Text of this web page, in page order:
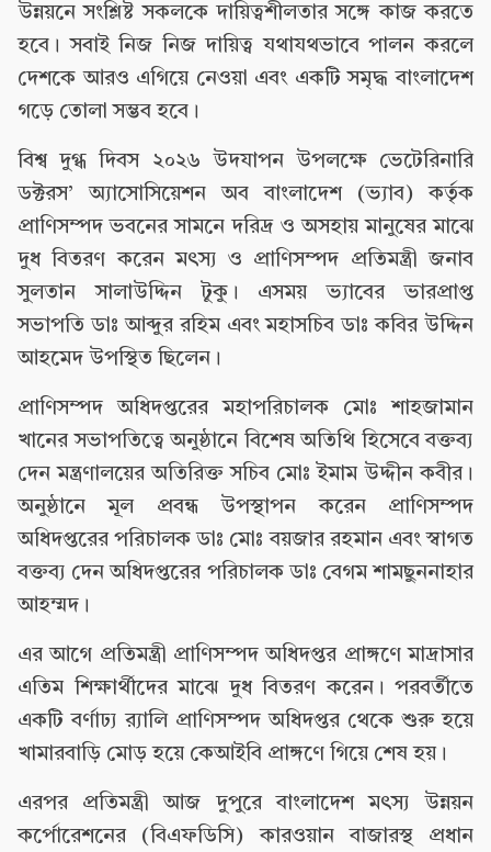
উন্নয়নে সংশ্লিষ্ট সকলকে দায়িত্বশীলতার সঙ্গে কাজ করতে
হবে। সবাই নিজ নিজ দায়িত্ব যথাযথভাবে পালন করলে
দেশকে আরও এগিয়ে নেওয়া এবং একটি সমৃদ্ধ বাংলাদেশ
গড়ে তোলা সম্ভব হবে।
বিশ্ব দুগ্ধ দিবস ২০২৬ উদযাপন উপলক্ষে ভেটেরিনারি
ডক্টরস’ অ্যাসোসিয়েশন অব বাংলাদেশ (ভ্যাব) কর্তৃক
প্রাণিসম্পদ ভবনের সামনে দরিদ্র ও অসহায় মানুষের মাঝে
দুধ বিতরণ করেন মৎস্য ও প্রাণিসম্পদ প্রতিমন্ত্রী জনাব
সুলতান সালাউদ্দিন টুকু। এসময় ভ্যাবের ভারপ্রাপ্ত
সভাপতি ডাঃ আব্দুর রহিম এবং মহাসচিব ডাঃ কবির উদ্দিন
আহমেদ উপস্থিত ছিলেন।
প্রাণিসম্পদ অধিদপ্তরের মহাপরিচালক মোঃ শাহজামান
খানের সভাপতিত্বে অনুষ্ঠানে বিশেষ অতিথি হিসেবে বক্তব্য
দেন মন্ত্রণালয়ের অতিরিক্ত সচিব মোঃ ইমাম উদ্দীন কবীর।
অনুষ্ঠানে মূল প্রবন্ধ উপস্থাপন করেন প্রাণিসম্পদ
অধিদপ্তরের পরিচালক ডাঃ মোঃ বয়জার রহমান এবং স্বাগত
বক্তব্য দেন অধিদপ্তরের পরিচালক ডাঃ বেগম শামছুননাহার
আহম্মদ।
এর আগে প্রতিমন্ত্রী প্রাণিসম্পদ অধিদপ্তর প্রাঙ্গণে মাদ্রাসার
এতিম শিক্ষার্থীদের মাঝে দুধ বিতরণ করেন। পরবর্তীতে
একটি বর্ণাঢ্য র‍্যালি প্রাণিসম্পদ অধিদপ্তর থেকে শুরু হয়ে
খামারবাড়ি মোড় হয়ে কেআইবি প্রাঙ্গণে গিয়ে শেষ হয়।
এরপর প্রতিমন্ত্রী আজ দুপুরে বাংলাদেশ মৎস্য উন্নয়ন
কর্পোরেশনের (বিএফডিসি) কারওয়ান বাজারস্থ প্রধান